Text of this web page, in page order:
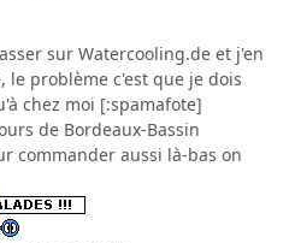
sur Watercooling.de et j'en
problème c'est que je dois
chez moi [:spamafote]
de Bordeaux-Bassin
commander aussi là-bas on